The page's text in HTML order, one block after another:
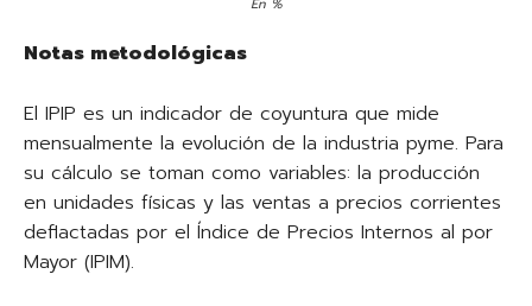
Notas metodológicas
El IPIP es un indicador de coyuntura que mide
mensualmente la evolución de la industria pyme. Para
su cálculo se toman como variables: la producción
en unidades físicas y las ventas a precios corrientes
deflactadas por el Índice de Precios Internos al por
Mayor (IPIM).